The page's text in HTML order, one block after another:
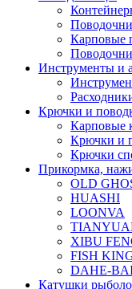
Карповые
Инструменты и
Крючки и
Карповые
Крючки и
Крючки
Прикормка,
OLD
HUASHI
LOONVA
XIBU
FISH
DAHE-
Катушки